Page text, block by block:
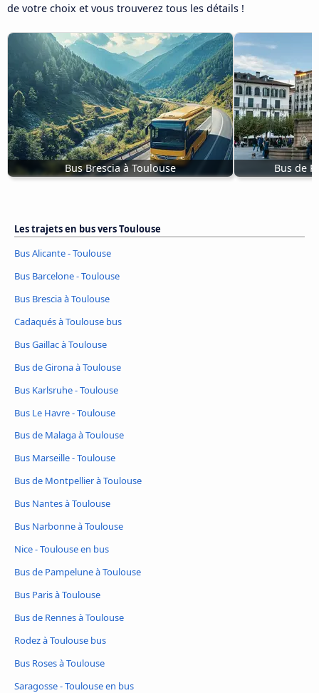
de votre choix et vous trouverez tous les détails !
Bus Brescia à Toulouse Bus de
Les trajets en bus vers Toulouse
Bus Alicante - Toulouse
Bus Barcelone - Toulouse
Bus Brescia à Toulouse
Cadaqués à Toulouse bus
Bus Gaillac à Toulouse
Bus de Girona à Toulouse
Bus Karlsruhe - Toulouse
Bus Le Havre - Toulouse
Bus de Malaga à Toulouse
Bus Marseille - Toulouse
Bus de Montpellier à Toulouse
Bus Nantes à Toulouse
Bus Narbonne à Toulouse
Nice - Toulouse en bus
Bus de Pampelune à Toulouse
Bus Paris à Toulouse
Bus de Rennes à Toulouse
Rodez à Toulouse bus
Bus Roses à Toulouse
Saragosse - Toulouse en bus